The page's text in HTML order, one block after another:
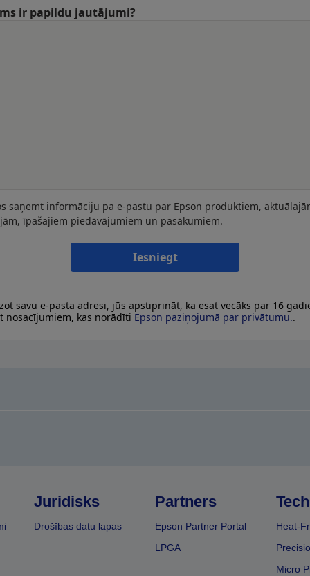
ir papildu jautājumi?
saņemt informāciju pa e-pastu par Epson produktiem,
īpašajiem piedāvājumiem un pasākumiem.
Iesniegt
savu e-pasta adresi, jūs apstiprināt, ka esat vecāks par 16
nosacījumiem, kas norādīti Epson paziņojumā par privātumu..
Juridisks
Drošības datu lapas
Partners
Epson Partner Portal
LPGA
Heat-
Micro